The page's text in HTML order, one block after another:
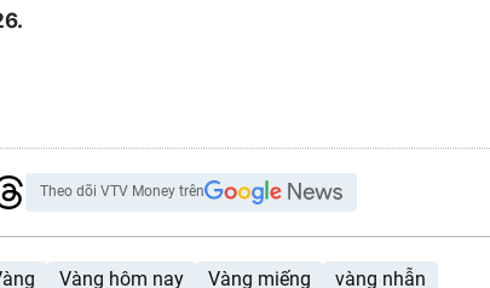
Theo dõi VTV Money trên
Vàng hôm nay Vàng miếng vàng nhẫn